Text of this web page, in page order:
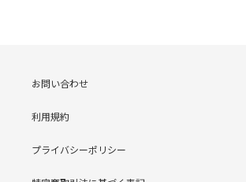
お問い合わせ
利用規約
プライバシーポリシー